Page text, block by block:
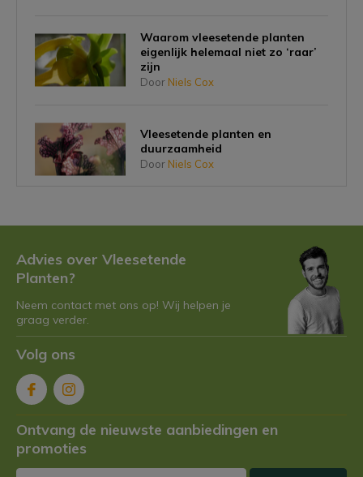
Waarom vleesetende planten
eigenlijk helemaal niet zo ‘raar’
zijn
Door Niels Cox
Vleesetende planten en
duurzaamheid
Door Niels Cox
Planten die vlees eten én schattig
Door Niels Cox
Niet alle vleesetende planten zijn
hetzelfde: de 7 coolste soorten
op een rij
DoorNiels Cox
Advies over Vleesetende
Planten?
Neem contact met ons op! Wij helpen je
graag verder.
Volg ons
Ontvang de nieuwste aanbiedingen en
promoties